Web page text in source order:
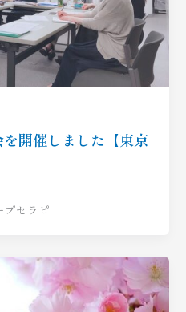
開催しました【東京
プセラピ